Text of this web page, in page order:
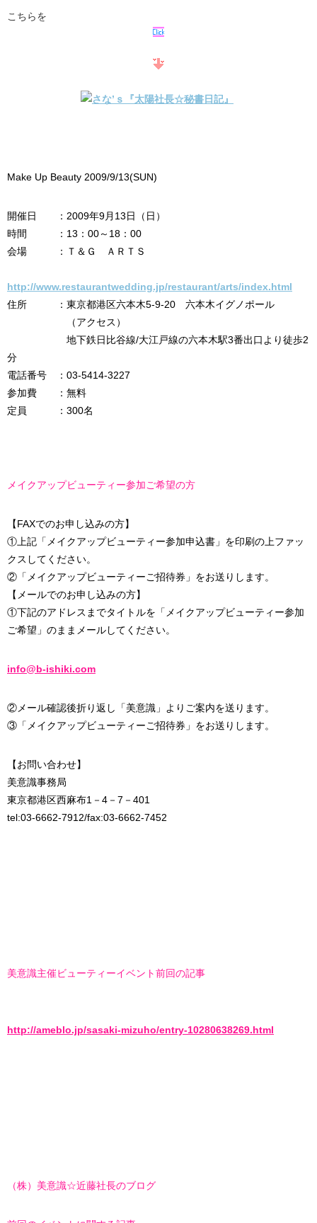
こちらを
Make Up Beauty 2009/9/13(SUN)
開催日 ：2009年9月13日（日）
時間 ：13：00～18：00
会場 ：Ｔ＆Ｇ ＡＲＴＳ
http://www.restaurantwedding.jp/restaurant/arts/index.html
住所 ：東京都港区六本木5-9-20 六本木イグノポール
（アクセス）
地下鉄日比谷線/大江戸線の六本木駅3番出口より徒歩2
分
電話番号 ：03-5414-3227
参加費 ：無料
定員 ：300名
メイクアップビューティー参加ご希望の方
【FAXでのお申し込みの方】
①上記「メイクアップビューティー参加申込書」を印刷の上ファッ
クスしてください。
②「メイクアップビューティーご招待券」をお送りします。
【メールでのお申し込みの方】
①下記のアドレスまでタイトルを「メイクアップビューティー参加
ご希望」のままメールしてください。
info@b-ishiki.com
②メール確認後折り返し「美意識」よりご案内を送ります。
③「メイクアップビューティーご招待券」をお送りします。
【お問い合わせ】
美意識事務局
東京都港区西麻布1－4－7－401
tel:03-6662-7912/fax:03-6662-7452
美意識主催ビューティーイベント前回の記事
http://ameblo.jp/sasaki-mizuho/entry-10280638269.html
（株）美意識☆近藤社長のブログ